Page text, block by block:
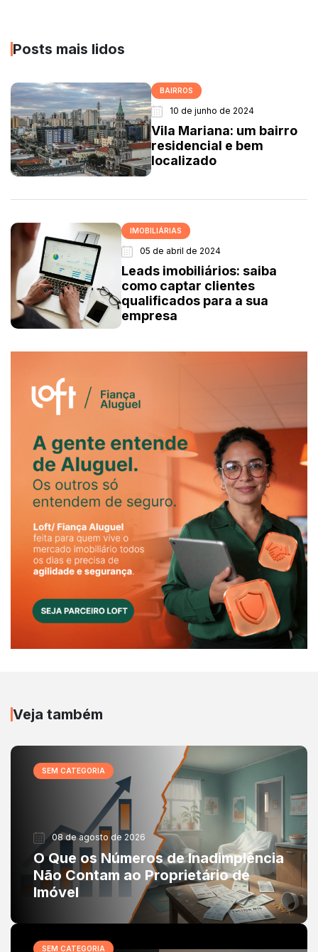
Posts mais lidos
BAIRROS
10 de junho de 2024
Vila Mariana: um bairro
residencial e bem
localizado
IMOBILIÁRIAS
05 de abril de 2024
Leads imobiliários: saiba
como captar clientes
qualificados para a sua
empresa
Veja também
SEM CATEGORIA
08 de agosto de 2026
O Que os Números de Inadimplência
Não Contam ao Proprietário de
Imóvel
SEM CATEGORIA